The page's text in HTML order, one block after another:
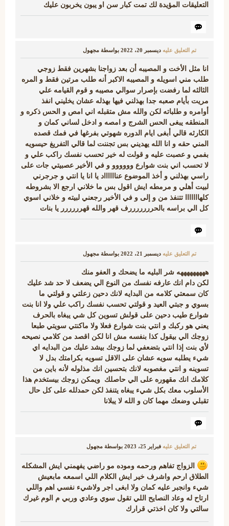
التعليقات المؤيدة لك تمت كبار سن او يبون يخربون عليك
تم التعليق عليه ديسمبر 20، 2022 بواسطة مجهول
انا مثل الأخت و المصيبه أن بعد زواجنا بشهرين فقط زوجي
طلب مني اسويله و المصيبه الاكبر أنه طلب مرتين فقط و المره
الثالثه لما رفضت بإصرار سوالي مصيبه و قوم القيامه علي
مريت بأيام صعبه جدا بهذلني فيها بهذله عشان يخليني انفذ
أوامره و طلباته لكن والله مش متقبله اني امص و الحس ذكره و
المنطقه يبغى الحس الشرج و امصه و ادخل لساني كمان و
الكارثه قالي أبغى ايام الدوره شهوتي بفرغها في فمك قصده
المني حقه و انا الله يهديني بس تجننت لما قالي التفريغ حيسويه
بفمي و عصبت عليه و قولت له خير تحسب نفسك راكب علي و
لا تحسب اني بنت شوارع وووووو و في الأخير عصبيتي جات على
راسي بهذلني و أخذ الموضوع عنااااااد يا انا يا انتي و جرجرني
لبيت أهلي و مرمطه ايش اقول بس ما خلاني ارجع الا بشروطه
كلهااااااا تتنفذ من و إلى و في الأخير رجعني لبيته و خلاني اسوي
كل الي براسه بالحرررررررف قهر والله قهرررررر يا بنات
تم التعليق عليه ديسمبر 21، 2022 بواسطة مجهول
هههههههههه شر البليه ما يضحك و العفو منك
لكن دام انك عارفه نفسك من النوع الي يضعف لا حد شد عليك
كان سمعتي كلامه من البدايه لانك دحين زعلتي و قولتي ما
بسوي و جبتي العيد و قولتي تحسب نفسك راكب علي ولا انا بنت
شوارع طيب دحين على قولش تسوين كل شي يبغاه بالحرف
يعني هو ركبك و انتي بنت شوارع فعلا ولا ماكنتي سويتي طبعا
زوجك الي بيقول كذا بنفسه مش انا لكن اقصد من كلامي نصيحه
لأي بنت إذا انتي بتضعفي لما زوجك بيشد عليك من البدايه اي
شيء يطلبه سويه عشان على الاقل تسويه بكرامتك بدل لا
تسوينه و انتي مغصوبه لانك بتحسين انك مذلوله لأنه باين من
كلامك انك مقهوره على الي حاصلك ويمكن زوجك بيستخدم هذا
الأسلوب معك بكل شيء يبغاه يتنفذ لكن حمدلله على كل حال
تقبلي وضعك مهما كان و الله لا يبلانا
تم التعليق عليه فبراير 25، 2023 بواسطة مجهول
الزواج تفاهم ورحمه وموده مو راضي يفهمني ايش المشكله
الطلاق ارحم واشرف خير ايش الكلام اللي اسمعه مابعيش
شيء وانجبر عليه كمان ولا ابغى اجر ولاشيء نفسي اهم واللي
ارتاح له وعاد النصايح اللي تقول سوي وعادي وربي م الوم غيرك
سالتي ولا كان اخذتي قرارك